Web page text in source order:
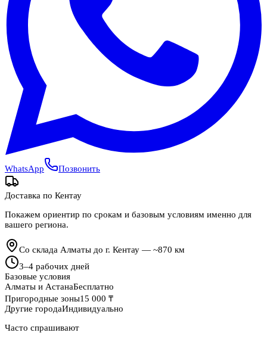
WhatsApp Позвонить
Доставка по Кентау
Покажем ориентир по срокам и базовым условиям именно для
вашего региона.
Со склада Алматы до г. Кентау — ~870 км
3–4 рабочих дней
Базовые условия
Алматы и АстанаБесплатно
Пригородные зоны15 000 ₸
Другие городаИндивидуально
Часто спрашивают